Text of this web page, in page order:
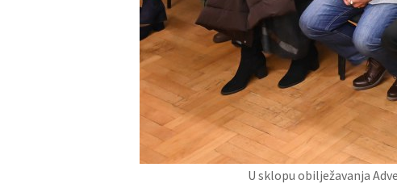
U sklopu obilježavanja